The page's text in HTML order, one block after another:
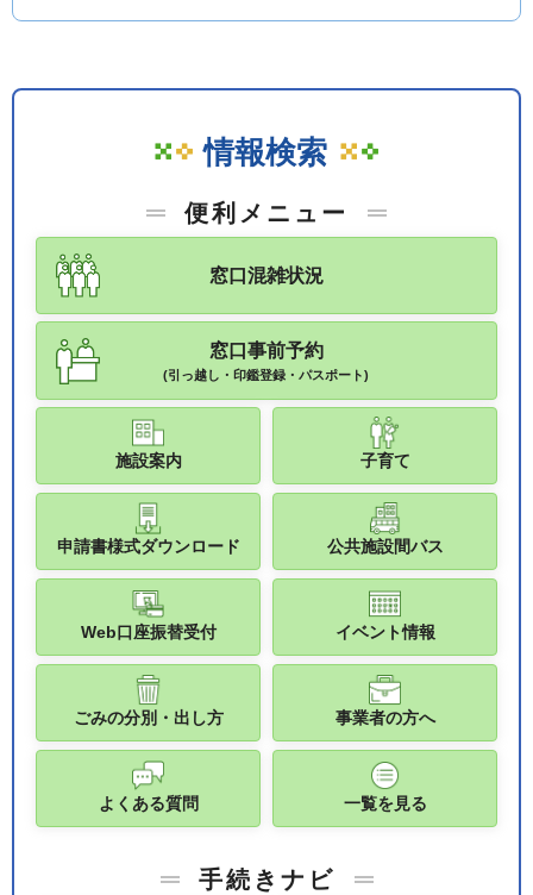
情報検索
便利メニュー
窓口混雑状況
窓口事前予約
(引っ越し・印鑑登録・パスポート)
施設案内 子育て
申請書様式ダウンロード 公共施設間バス
Web口座振替受付 イベント情報
ごみの分別・出し方 事業者の方へ
よくある質問 一覧を見る
手続きナビ